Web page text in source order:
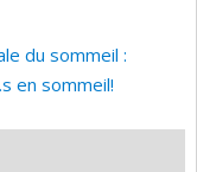
du sommeil :
en sommeil!